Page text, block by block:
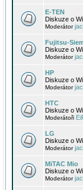
E-TEN
Diskuze o
Moderátor
Fujitsu-
Diskuze o
Moderátor
HP
Diskuze o
Moderátor
HTC
Diskuze o
Moderátoři
LG
Diskuze o
Moderátor
MiTAC Mio
Diskuze o
Moderátor